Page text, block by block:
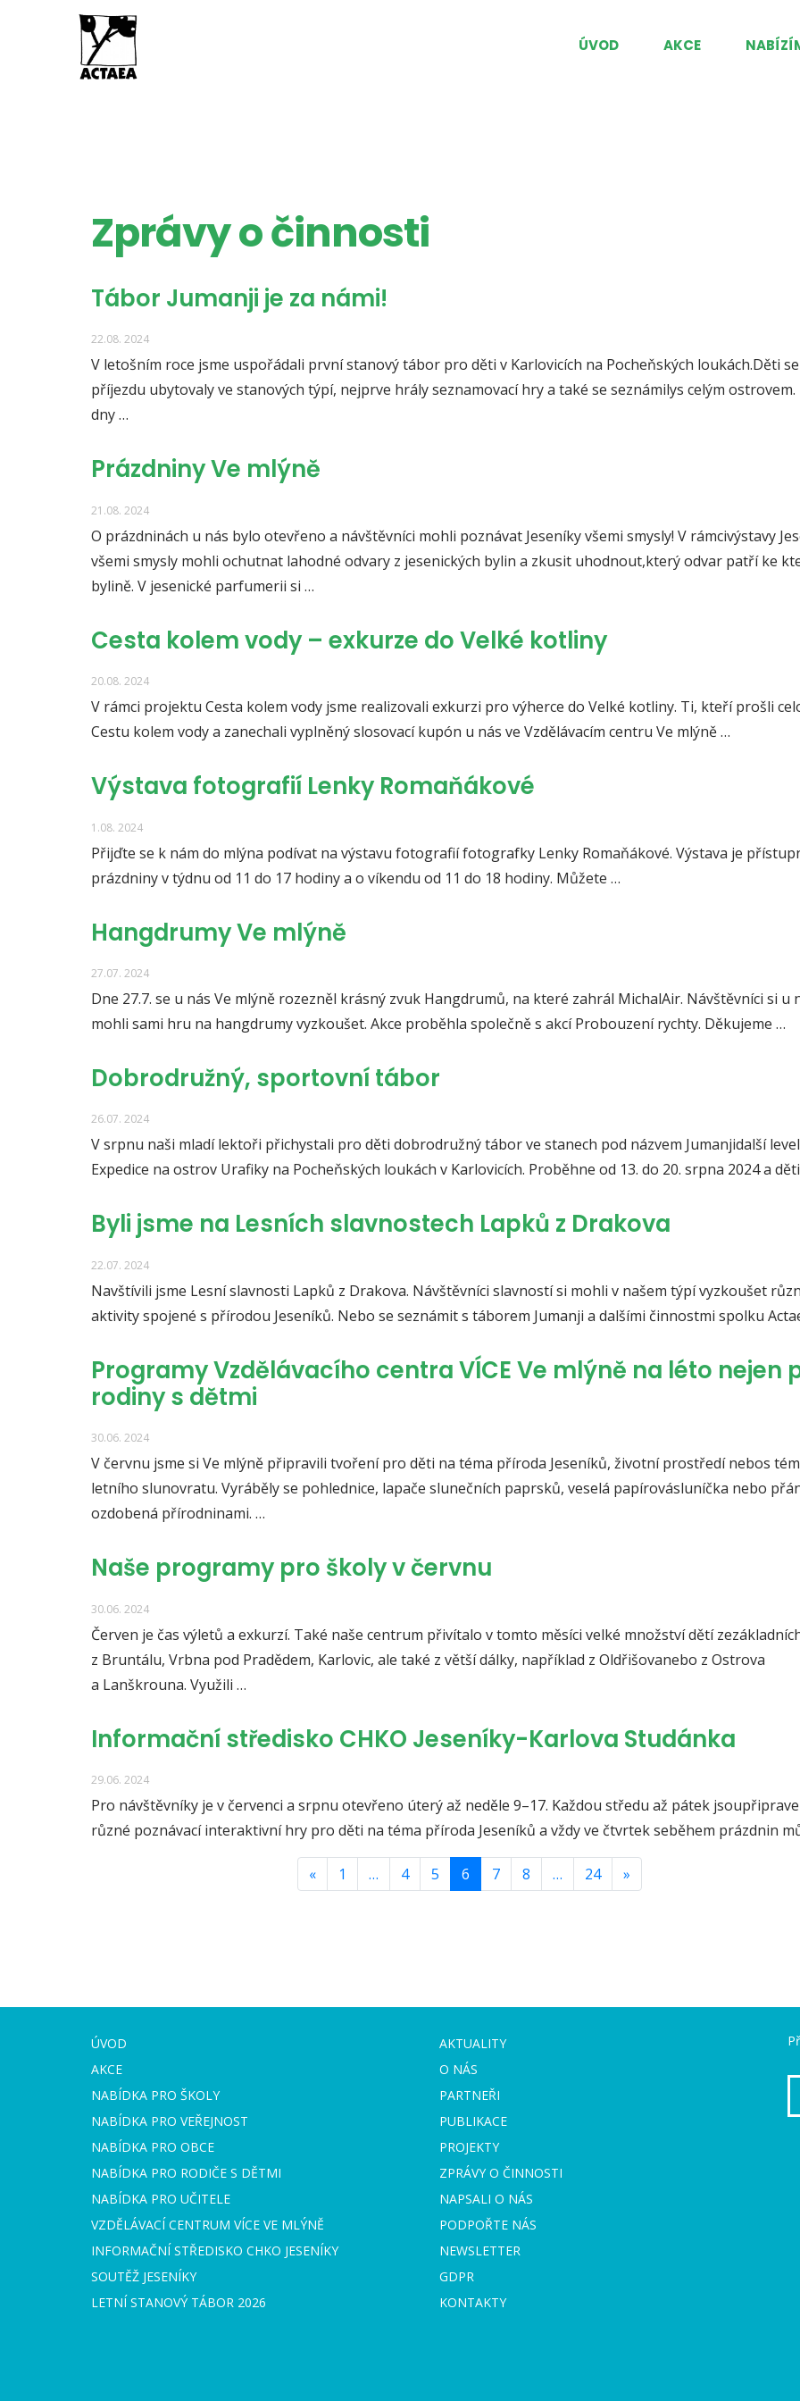
ÚVOD AKCE
Zprávy o činnosti
Tábor Jumanji je za námi!
22.08. 2024
V letošním roce jsme uspořádali první stanový tábor pro děti v Karlovicích na Pocheňských loukách.Děti
příjezdu ubytovaly ve stanových týpí, nejprve hrály seznamovací hry a také se seznámilys celým ostrovem.
dny …
Prázdniny Ve mlýně
21.08. 2024
O prázdninách u nás bylo otevřeno a návštěvníci mohli poznávat Jeseníky všemi smysly! V rámcivýstavy
všemi smysly mohli ochutnat lahodné odvary z jesenických bylin a zkusit uhodnout,který odvar patří ke
bylině. V jesenické parfumerii si …
Cesta kolem vody – exkurze do Velké kotliny
20.08. 2024
V rámci projektu Cesta kolem vody jsme realizovali exkurzi pro výherce do Velké kotliny. Ti, kteří prošli
Cestu kolem vody a zanechali vyplněný slosovací kupón u nás ve Vzdělávacím centru Ve mlýně …
Výstava fotografií Lenky Romaňákové
1.08. 2024
Přijďte se k nám do mlýna podívat na výstavu fotografií fotografky Lenky Romaňákové. Výstava je
prázdniny v týdnu od 11 do 17 hodiny a o víkendu od 11 do 18 hodiny. Můžete …
Hangdrumy Ve mlýně
27.07. 2024
Dne 27.7. se u nás Ve mlýně rozezněl krásný zvuk Hangdrumů, na které zahrál MichalAir. Návštěvníci si u
mohli sami hru na hangdrumy vyzkoušet. Akce proběhla společně s akcí Probouzení rychty. Děkujeme …
Dobrodružný, sportovní tábor
26.07. 2024
V srpnu naši mladí lektoři přichystali pro děti dobrodružný tábor ve stanech pod názvem Jumanjidalší
Expedice na ostrov Urafiky na Pocheňských loukách v Karlovicích. Proběhne od 13. do 20. srpna 2024 a
Byli jsme na Lesních slavnostech Lapků z Drakova
22.07. 2024
Navštívili jsme Lesní slavnosti Lapků z Drakova. Návštěvníci slavností si mohli v našem týpí vyzkoušet
aktivity spojené s přírodou Jeseníků. Nebo se seznámit s táborem Jumanji a dalšími činnostmi spolku
Programy Vzdělávacího centra VÍCE Ve mlýně na léto nejen
rodiny s dětmi
30.06. 2024
V červnu jsme si Ve mlýně připravili tvoření pro děti na téma příroda Jeseníků, životní prostředí nebos
letního slunovratu. Vyráběly se pohlednice, lapače slunečních paprsků, veselá papírovásluníčka nebo
ozdobená přírodninami. …
Naše programy pro školy v červnu
30.06. 2024
Červen je čas výletů a exkurzí. Také naše centrum přivítalo v tomto měsíci velké množství dětí
z Bruntálu, Vrbna pod Pradědem, Karlovic, ale také z větší dálky, například z Oldřišovanebo z Ostrova
a Lanškrouna. Využili …
Informační středisko CHKO Jeseníky-Karlova Studánka
29.06. 2024
Pro návštěvníky je v červenci a srpnu otevřeno úterý až neděle 9–17. Každou středu až pátek
různé poznávací interaktivní hry pro děti na téma příroda Jeseníků a vždy ve čtvrtek seběhem prázdnin
« 1 … 4 5 6 7 8 … 24 »
ÚVOD
AKCE
NABÍDKA PRO ŠKOLY
NABÍDKA PRO VEŘEJNOST
NABÍDKA PRO OBCE
NABÍDKA PRO RODIČE S DĚTMI
NABÍDKA PRO UČITELE
VZDĚLÁVACÍ CENTRUM VÍCE VE MLÝNĚ
INFORMAČNÍ STŘEDISKO CHKO JESENÍKY
SOUTĚŽ JESENÍKY
LETNÍ STANOVÝ TÁBOR 2026
AKTUALITY
O NÁS
PARTNEŘI
PUBLIKACE
PROJEKTY
ZPRÁVY O ČINNOSTI
NAPSALI O NÁS
PODPOŘTE NÁS
NEWSLETTER
GDPR
KONTAKTY